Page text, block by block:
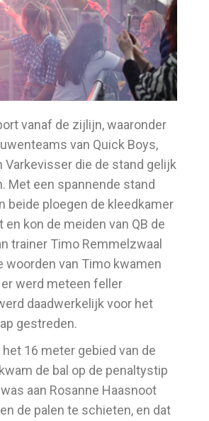
vanaf de zijlijn, waaronder
van Quick Boys,
Varkevisser die de stand gelijk
Met een spannende stand
beide ploegen de kleedkamer
en kon de meiden van QB de
trainer Timo Remmelzwaal
woorden van Timo kwamen
werd meteen feller
daadwerkelijk voor het
gestreden.
het 16 meter gebied van de
de bal op de penaltystip
aan Rosanne Haasnoot
de palen te schieten, en dat